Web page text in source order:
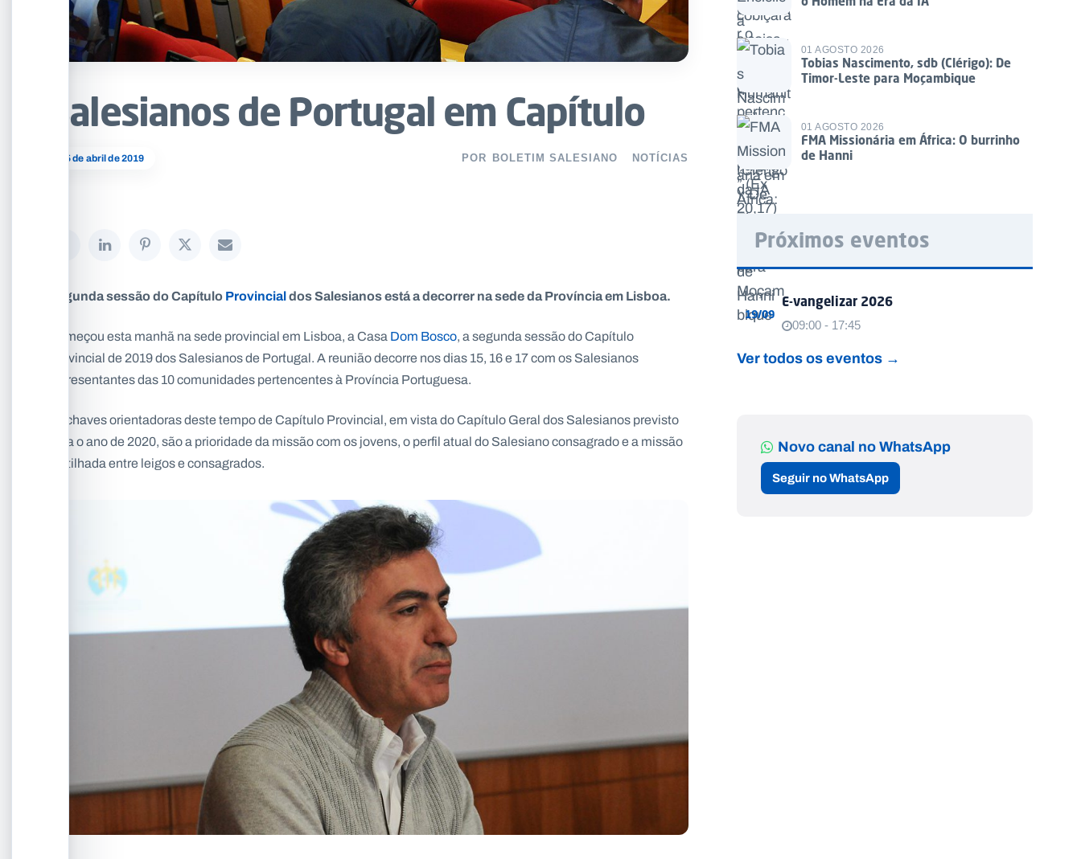
15 de abril de 2019
Salesianos de Portugal em Capítulo
POR BOLETIM SALESIANO NOTÍCIAS
Segunda sessão do CapítuloProvincialdos Salesianos está a decorrer na sede da Província em Lisboa.
Começou esta manhã na sede provincial em Lisboa, a CasaDom Bosco, a segunda sessão do Capítulo
Provincial de 2019 dos Salesianos de Portugal. A reunião decorre nos dias 15, 16 e 17 com os Salesianos
representantes das 10 comunidades pertencentes à Província Portuguesa.
As chaves orientadoras deste tempo de Capítulo Provincial, em vista do Capítulo Geral dos Salesianos previsto
para o ano de 2020, são a prioridade da missão com os jovens, o perfil atual do Salesiano consagrado e a missão
partilhada entre leigos e consagrados.
01 AGOSTO 2026
Tobias Nascimento, sdb (Clérigo): De
Timor-Leste para Moçambique
01 AGOSTO 2026
FMA Missionária em África: O burrinho
de Hanni
Próximos eventos
19/09
E-vangelizar 2026
09:00 - 17:45
Ver todos os eventos →
Novo canal no WhatsApp
Seguir no WhatsApp